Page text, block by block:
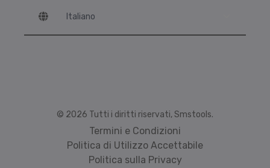
© 2026 Tutti i diritti riservati, Smstools.
Termini e Condizioni
Politica di Utilizzo Accettabile
Politica sulla Privacy